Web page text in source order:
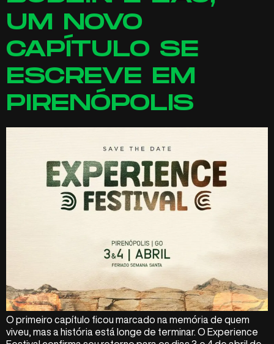
UM NOVO
CAPÍTULO SE
ESCREVE EM
PIRENÓPOLIS
O primeiro capítulo ficou marcado na memória de quem
viveu, mas a história está longe de terminar. O Experience